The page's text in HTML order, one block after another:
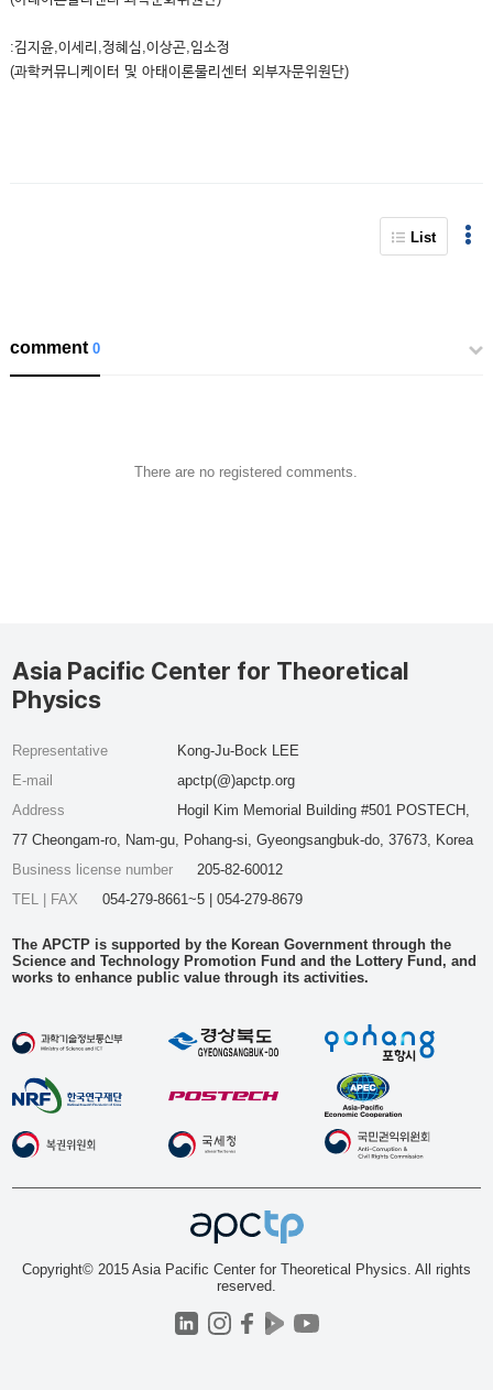
:김지윤,이세리,정혜심,이상곤,임소정
(과학커뮤니케이터 및 아태이론물리센터 외부자문위원단)
List
comment0
There are no registered comments.
Asia Pacific Center for Theoretical
Physics
Representative
Kong-Ju-Bock LEE
E-mail
apctp(@)apctp.org
Address
Hogil Kim Memorial Building #501 POSTECH,
77 Cheongam-ro, Nam-gu, Pohang-si, Gyeongsangbuk-do, 37673, Korea
Business license number
205-82-60012
TEL | FAX
054-279-8661~5 | 054-279-8679
The APCTP is supported by the Korean Government through the
Science and Technology Promotion Fund and the Lottery Fund, and
works to enhance public value through its activities.
Copyright© 2015 Asia Pacific Center for Theoretical Physics. All rights
reserved.